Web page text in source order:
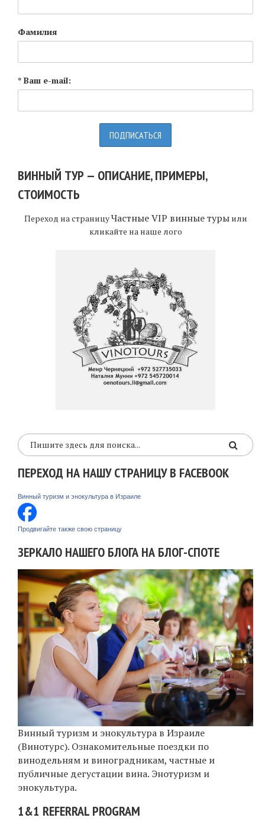
Фамилия
* Ваш e-mail:
ВИННЫЙ ТУР — ОПИСАНИЕ, ПРИМЕРЫ,
СТОИМОСТЬ
Переход на страницуЧастные VIP винные турыили
кликайте на наше лого
ПЕРЕХОД НА НАШУ СТРАНИЦУ В FACEBOOK
Винный туризм и энокультура в Израиле
Продвигайте также свою страницу
ЗЕРКАЛО НАШЕГО БЛОГА НА БЛОГ-СПОТЕ
Винный туризм и энокультура в Израиле
(Винотурс). Ознакомительные поездки по
винодельням и виноградникам, частные и
публичные дегустации вина. Энотуризм и
энокультура.
1&1 REFERRAL PROGRAM